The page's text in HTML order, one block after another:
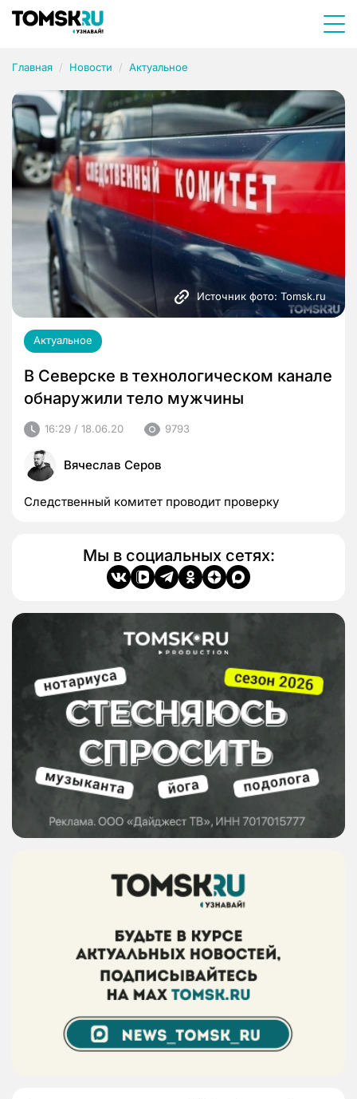
Главная Новости Актуальное
Источник фото: Tomsk.ru
Актуальное
В Северске в технологическом канале
обнаружили тело мужчины
16:29 / 18.06.20 9793
Вячеслав Серов
Следственный комитет проводит проверку
Мы в социальных сетях: